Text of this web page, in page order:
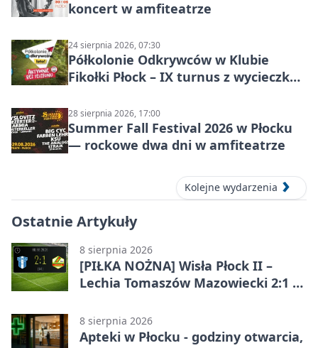
koncert w amfiteatrze
24 sierpnia 2026, 07:30
Półkolonie Odkrywców w Klubie
Fikołki Płock – IX turnus z wycieczką
28 sierpnia 2026, 17:00
Summer Fall Festival 2026 w Płocku
— rockowe dwa dni w amfiteatrze
Kolejne wydarzenia
Ostatnie Artykuły
8 sierpnia 2026
[PIŁKA NOŻNA] Wisła Płock II –
Lechia Tomaszów Mazowiecki 2:1 w
8 sierpnia 2026
Apteki w Płocku - godziny otwarcia,